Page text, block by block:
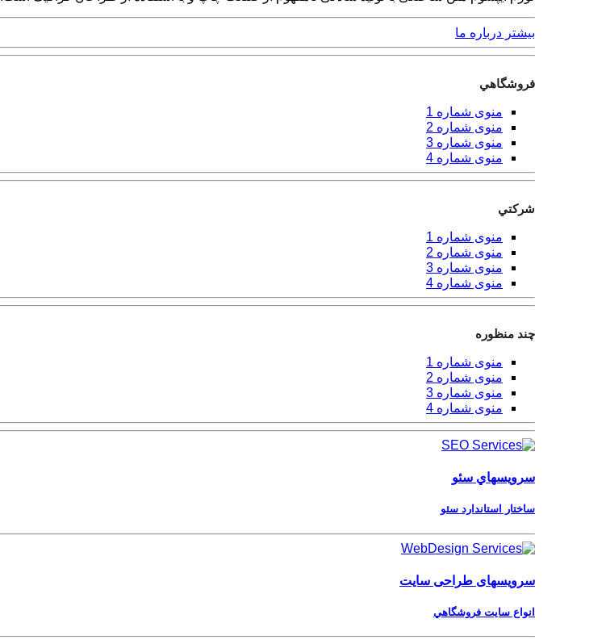
بیشتر درباره ما
فروشگاهي
منوی شماره 1
منوی شماره 2
منوی شماره 3
منوی شماره 4
شركتي
منوی شماره 1
منوی شماره 2
منوی شماره 3
منوی شماره 4
چند منظوره
منوی شماره 1
منوی شماره 2
منوی شماره 3
منوی شماره 4
سرویسهاي سئو
ساختار استاندارد سئو
سرویسهای طراحی سایت
انواع سايت فروشگاهي